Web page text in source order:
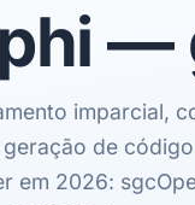
—
imparcial,
geração de
em 2026: